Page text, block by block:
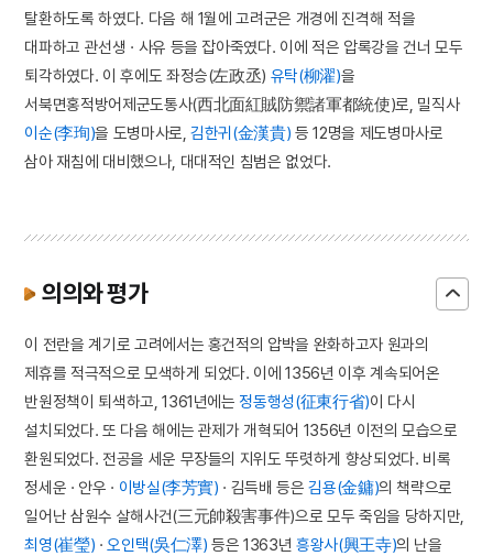
탈환하도록 하였다. 다음 해 1월에 고려군은 개경에 진격해 적을
대파하고 관선생 · 사유 등을 잡아죽였다. 이에 적은 압록강을 건너 모두
퇴각하였다. 이 후에도 좌정승(左政丞) 유탁(柳濯)을
서북면홍적방어제군도통사(西北面紅賊防禦諸軍都統使)로, 밀직사
이순(李珣)을 도병마사로,김한귀(金漢貴) 등 12명을 제도병마사로
삼아 재침에 대비했으나, 대대적인 침범은 없었다.
의의와 평가
이 전란을 계기로 고려에서는 홍건적의 압박을 완화하고자 원과의
제휴를 적극적으로 모색하게 되었다. 이에 1356년 이후 계속되어온
반원정책이 퇴색하고, 1361년에는 정동행성(征東行省)이 다시
설치되었다. 또 다음 해에는 관제가 개혁되어 1356년 이전의 모습으로
환원되었다. 전공을 세운 무장들의 지위도 뚜렷하게 향상되었다. 비록
정세운 · 안우 · 이방실(李芳實) · 김득배 등은김용(金鏞)의 책략으로
일어난 삼원수 살해사건(三元帥殺害事件)으로 모두 죽임을 당하지만,
최영(崔瑩) · 오인택(吳仁澤) 등은 1363년 흥왕사(興王寺)의 난을